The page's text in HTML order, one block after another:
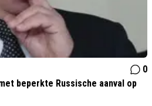
0
beperkte Russische aanval op